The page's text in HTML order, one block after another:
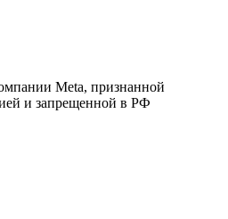
Meta, признанной
и запрещенной в РФ